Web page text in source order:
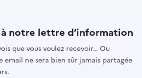
notre lettre d’information
que vous voulez recevoir… Ou
email ne sera bien sûr jamais partagée